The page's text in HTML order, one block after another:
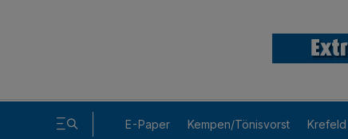
E-Paper Kempen/Tönisvorst Krefeld